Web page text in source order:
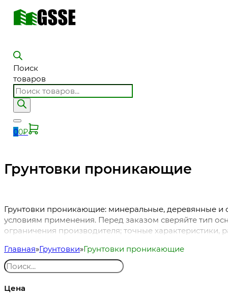
Поиск
товаров
00₽
Грунтовки проникающие
Грунтовки проникающие: минеральные, деревянные
условиям применения. Перед заказом сверяйте тип
ограничения производителя; точные характеристики,
Главная Грунтовки Грунтовки проникающие
Цена